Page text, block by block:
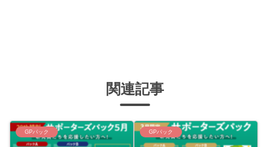
関連記事
GPパック GPパック